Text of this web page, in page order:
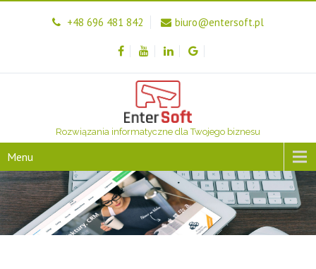
+48 696 481 842 biuro@entersoft.pl
Rozwiązania informatyczne dla Twojego biznesu
Menu